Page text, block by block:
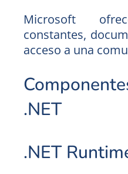
Microsoft
constantes,
acceso a una
.NET
.NET